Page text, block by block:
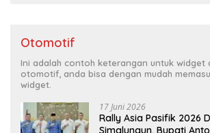
Otomotif
Ini adalah contoh keterangan untuk widget
otomotif, anda bisa dengan mudah
widget.
17 Juni 2026
Rally Asia Pasifik 2026
Simalungun, Bupati